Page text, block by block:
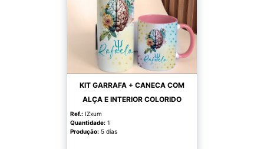
KIT GARRAFA + CANECA COM
ALÇA E INTERIOR COLORIDO
Ref.: IZxum
Quantidade: 1
Produção: 5 dias